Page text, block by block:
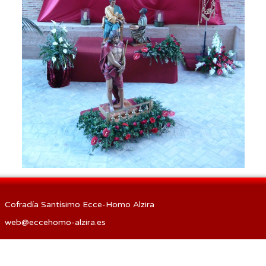
Procesión de las Antorchas
Actos
Otros
Cofradía Santísimo Ecce-Homo Alzira
web@eccehomo-alzira.es